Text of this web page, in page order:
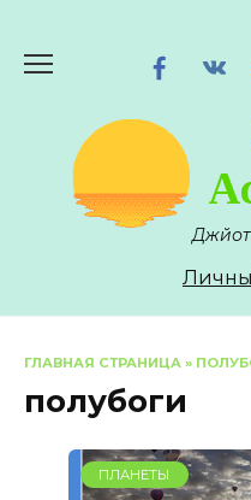
содержанию
ГЛАВНАЯ СТРАНИЦА »
полубоги
ПЛАНЕТЫ